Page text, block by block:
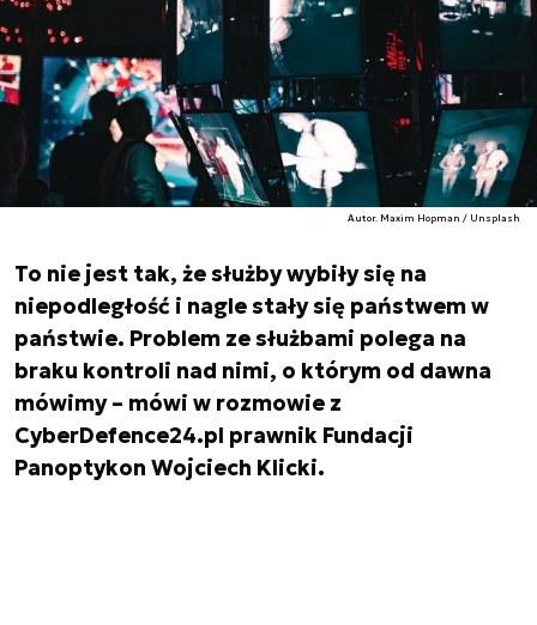
Autor. Maxim Hopman / Unsplash
To nie jest tak, że służby wybiły się na
niepodległość i nagle stały się państwem w
państwie. Problem ze służbami polega na
braku kontroli nad nimi, o którym od dawna
mówimy – mówi w rozmowie z
CyberDefence24.pl prawnik Fundacji
Panoptykon Wojciech Klicki.